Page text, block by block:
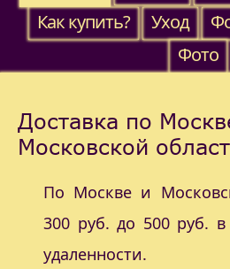
Как купить?
Уход
Фото
Доставка по
Московской
По Москве и
300 руб. до 500 руб.
удаленности.